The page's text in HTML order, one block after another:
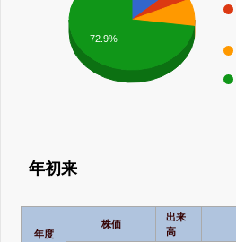
72.9%
年初来
年度
株価
出来
高